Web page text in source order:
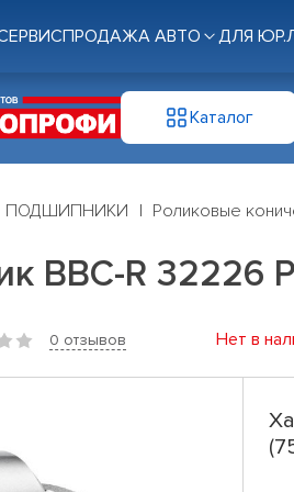
ПРОДАЖА АВТО ДЛЯ
Каталог
ПОДШИПНИКИ Роликовые
BBC-R 32226
0 отзывов Нет в